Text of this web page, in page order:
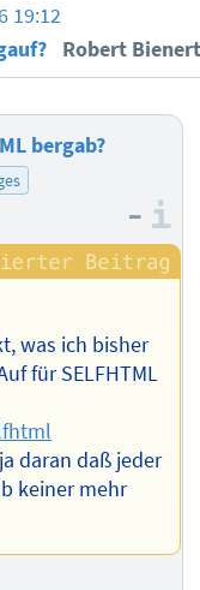
19:12
Robert
bergab?
–
was ich bisher
für SELFHTML
daran daß jeder
keiner mehr